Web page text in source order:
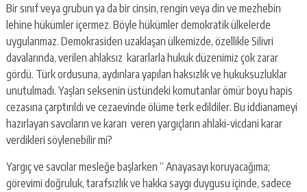
Bir sınıf veya grubun ya da bir cinsin, rengin veya din ve mezhebin
lehine hükümler içermez. Böyle hükümler demokratik ülkelerde
uygulanmaz. Demokrasiden uzaklaşan ülkemizde, özellikle Silivri
davalarında, verilen ahlaksız kararlarla hukuk düzenimiz çok zarar
gördü. Türk ordusuna, aydınlara yapılan haksızlık ve hukuksuzluklar
unutulmadı. Yaşları seksenin üstündeki komutanlar ömür boyu hapis
cezasına çarptırıldı ve cezaevinde ölüme terk edildiler. Bu iddianameyi
hazırlayan savcıların ve kararı veren yargıçların ahlaki-vicdani karar
verdikleri söylenebilir mi?
Yargıç ve savcılar mesleğe başlarken “ Anayasayı koruyacağıma;
görevimi doğruluk, tarafsızlık ve hakka saygı duygusu içinde, sadece